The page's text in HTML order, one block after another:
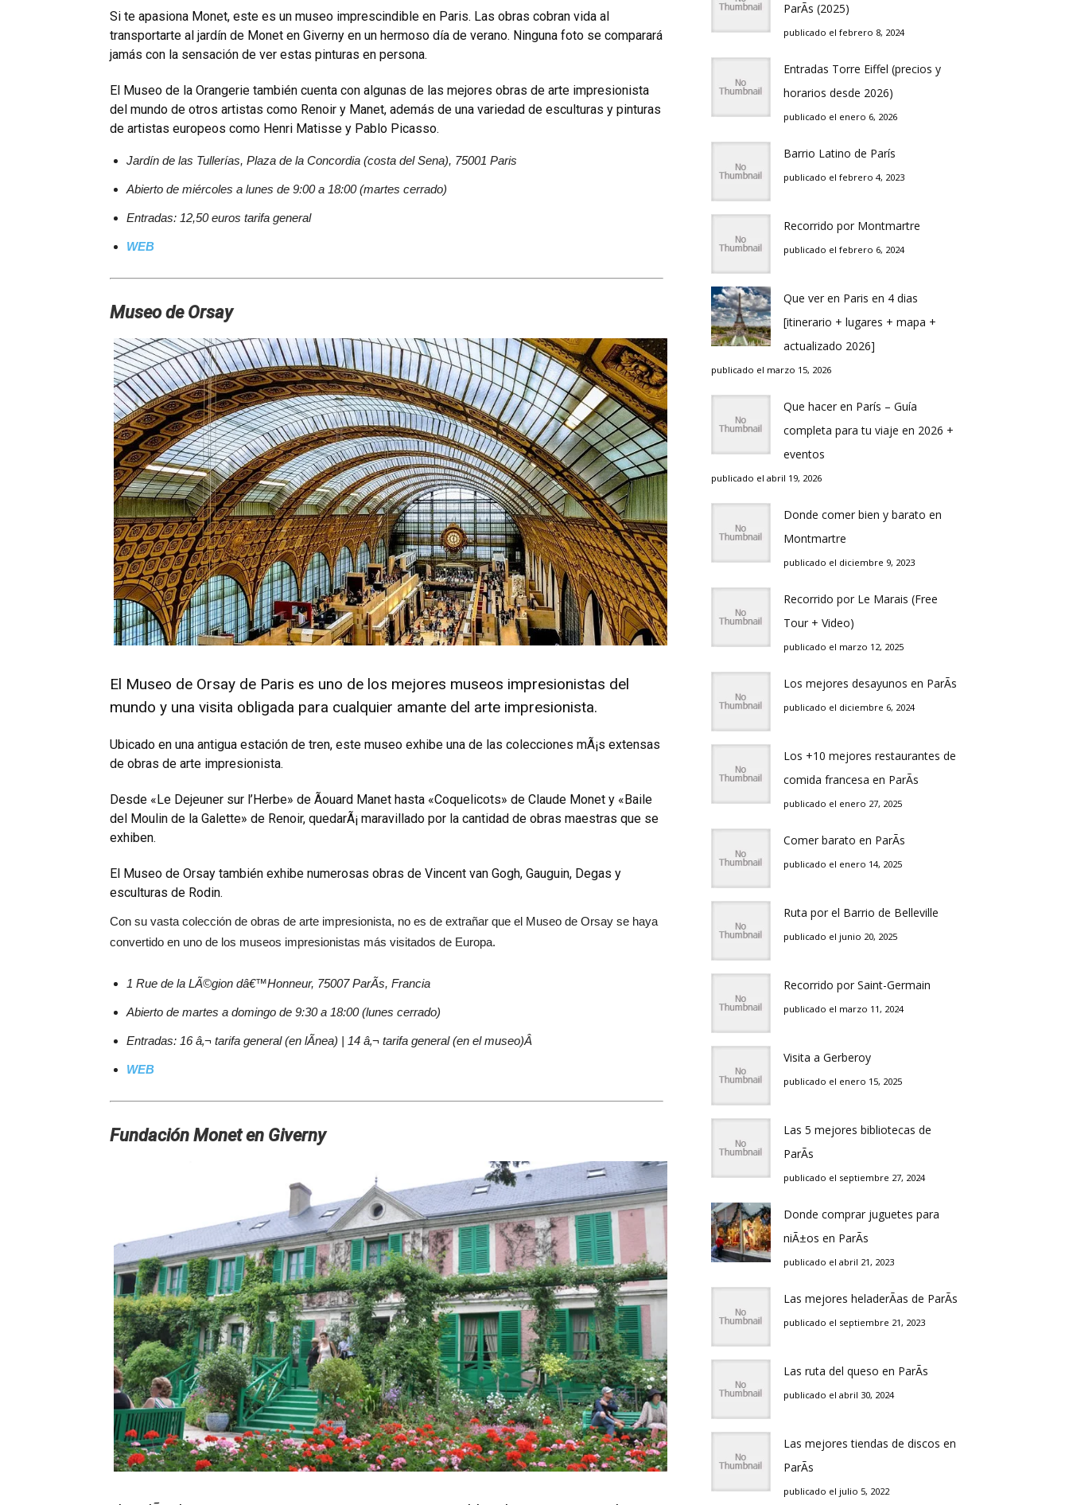
Si te apasiona Monet, este es un museo imprescindible en Pari­s. Las obras cobran vida al
transportarte al jardí­n de Monet en Giverny en un hermoso dí­a de verano. Ninguna foto se comparará
jamás con la sensación de ver estas pinturas en persona.
El Museo de la Orangerie también cuenta con algunas de las mejores obras de arte impresionista
del mundo de otros artistas como Renoir y Manet, además de una variedad de esculturas y pinturas
de artistas europeos como Henri Matisse y Pablo Picasso.
Jardí­n de las Tullerí­as, Plaza de la Concordia (costa del Sena), 75001 Pari­s
Abierto de miércoles a lunes de 9:00 a 18:00 (martes cerrado)
Entradas: 12,50 euros tarifa general
WEB
Museo de Orsay
El Museo de Orsay de Pari­s es uno de los mejores museos impresionistas del
mundo y una visita obligada para cualquier amante del arte impresionista.
Ubicado en una antigua estación de tren, este museo exhibe una de las colecciones mÃ¡s extensas
de obras de arte impresionista.
Desde «Le Dejeuner sur l’Herbe» de Ãouard Manet hasta «Coquelicots» de Claude Monet y «Baile
del Moulin de la Galette» de Renoir, quedarÃ¡ maravillado por la cantidad de obras maestras que se
exhiben.
El Museo de Orsay también exhibe numerosas obras de Vincent van Gogh, Gauguin, Degas y
esculturas de Rodin.
Con su vasta colección de obras de arte impresionista, no es de extrañar que el Museo de Orsay se haya
convertido en uno de los museos impresionistas más visitados de Europa.
1 Rue de la LÃ©gion dâ€™Honneur, 75007 ParÃ­s, Francia
Abierto de martes a domingo de 9:30 a 18:00 (lunes cerrado)
Entradas: 16 â‚¬ tarifa general (en lÃ­nea) | 14 â‚¬ tarifa general (en el museo)Â
WEB
Fundación Monet en Giverny
ParÃ­s (2025)
publicado el febrero 8, 2024
Entradas Torre Eiffel (precios y
horarios desde 2026)
publicado el enero 6, 2026
Barrio Latino de Parí­s
publicado el febrero 4, 2023
Recorrido por Montmartre
publicado el febrero 6, 2024
Que ver en Pari­s en 4 di­as
[itinerario + lugares + mapa +
actualizado 2026]
publicado el marzo 15, 2026
Que hacer en Parí­s – Guí­a
completa para tu viaje en 2026 +
eventos
publicado el abril 19, 2026
Donde comer bien y barato en
Montmartre
publicado el diciembre 9, 2023
Recorrido por Le Marais (Free
Tour + Video)
publicado el marzo 12, 2025
Los mejores desayunos en ParÃ­s
publicado el diciembre 6, 2024
Los +10 mejores restaurantes de
comida francesa en ParÃ­s
publicado el enero 27, 2025
Comer barato en ParÃ­s
publicado el enero 14, 2025
Ruta por el Barrio de Belleville
publicado el junio 20, 2025
Recorrido por Saint-Germain
publicado el marzo 11, 2024
Visita a Gerberoy
publicado el enero 15, 2025
Las 5 mejores bibliotecas de
ParÃ­s
publicado el septiembre 27, 2024
Donde comprar juguetes para
niÃ±os en ParÃ­s
publicado el abril 21, 2023
Las mejores heladerÃ­as de ParÃ­s
publicado el septiembre 21, 2023
Las ruta del queso en ParÃ­s
publicado el abril 30, 2024
Las mejores tiendas de discos en
ParÃ­s
publicado el julio 5, 2022